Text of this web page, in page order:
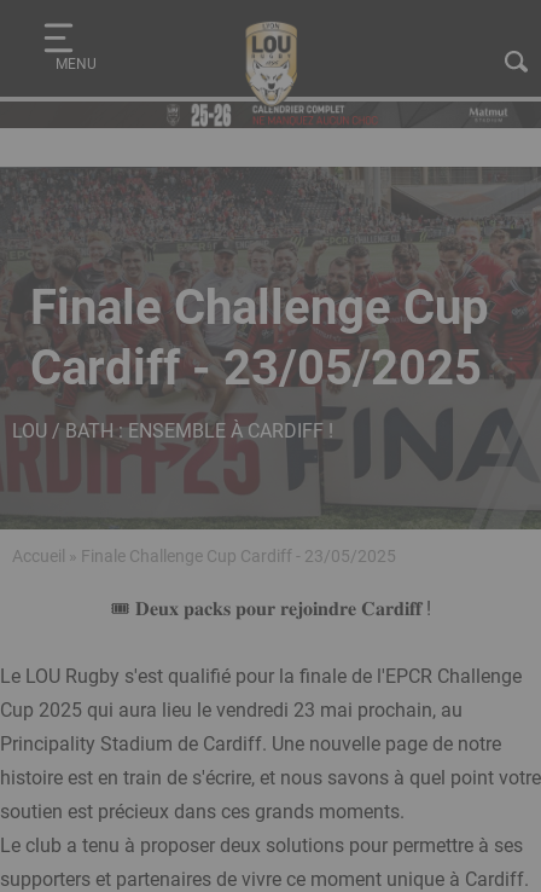
contenu
principal
MENU
Finale Challenge Cup
Cardiff - 23/05/2025
LOU / BATH : ENSEMBLE À CARDIFF !
Fil
Accueil Finale Challenge Cup Cardiff - 23/05/2025
🎟️ 𝐃𝐞𝐮𝐱 𝐩𝐚𝐜𝐤𝐬 𝐩𝐨𝐮𝐫 𝐫𝐞𝐣𝐨𝐢𝐧𝐝𝐫𝐞 𝐂𝐚𝐫𝐝𝐢𝐟𝐟 !
Le LOU Rugby s'est qualifié pour la finale de l'EPCR Challenge
Cup 2025 qui aura lieu le vendredi 23 mai prochain, au
Principality Stadium de Cardiff. Une nouvelle page de notre
histoire est en train de s'écrire, et nous savons à quel point votre
soutien est précieux dans ces grands moments.
Le club a tenu à proposer deux solutions pour permettre à ses
supporters et partenaires de vivre ce moment unique à Cardiff.